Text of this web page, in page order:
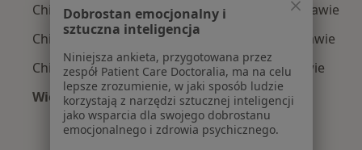
Chirurdzy naczyniowi z INTER Polska w Warszawie
Chirurdzy naczyniowi z Signal Iduna w Warszawie
Chirurdzy naczyniowi z Compensa w Warszawie
Więcej (6)
Więcej w kategorii: Najpopularniejsze
Dobrostan emocjonalny i
sztuczna inteligencja
Niniejsza ankieta, przygotowana przez
zespół Patient Care Doctoralia, ma na celu
lepsze zrozumienie, w jaki sposób ludzie
korzystają z narzędzi sztucznej inteligencji
jako wsparcia dla swojego dobrostanu
emocjonalnego i zdrowia psychicznego.